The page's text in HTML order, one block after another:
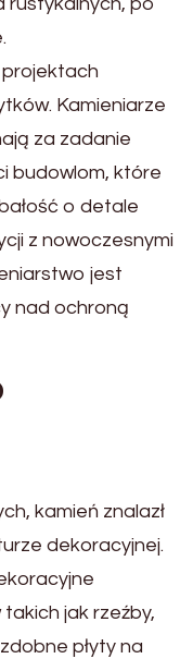
projektach
Kamieniarze
za zadanie
budowlom, które
o detale
z nowoczesnymi
jest
nad ochroną
kamień znalazł
dekoracyjnej.
jak rzeźby,
płyty na